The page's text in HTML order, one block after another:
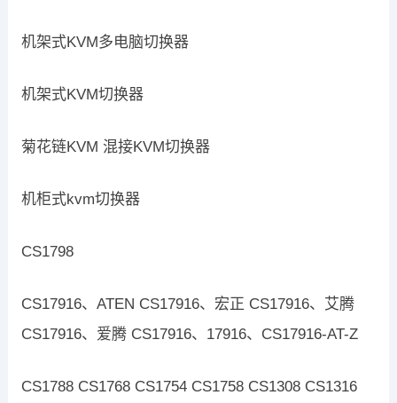
机架式KVM多电脑切换器
机架式KVM切换器
菊花链KVM 混接KVM切换器
机柜式kvm切换器
CS1798
CS17916、ATEN CS17916、宏正 CS17916、艾腾
CS17916、爱腾 CS17916、17916、CS17916-AT-Z
CS1788 CS1768 CS1754 CS1758 CS1308 CS1316